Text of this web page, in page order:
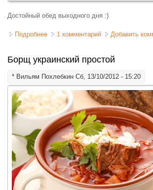
Достойный обед выходного дня :)
Подробнее о Борщ украинский с фасолью
1 комментарий Добавить
Борщ украинский простой
* Вильям Похлебкин Сб, 13/10/2012 - 15:20